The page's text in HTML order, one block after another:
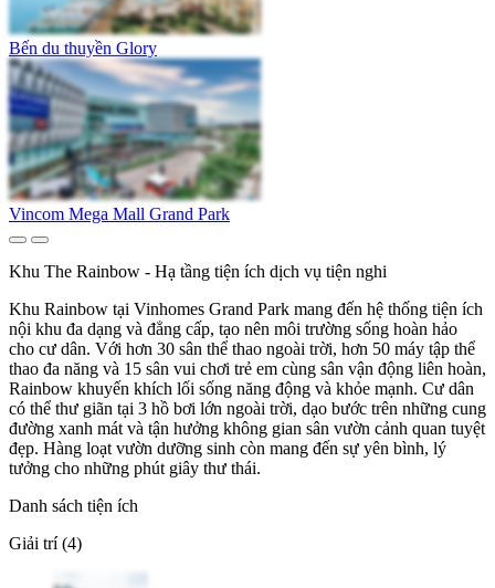
Bến du thuyền Glory
Vincom Mega Mall Grand Park
Khu The Rainbow - Hạ tầng tiện ích dịch vụ tiện nghi
Khu Rainbow tại Vinhomes Grand Park mang đến hệ thống tiện ích
nội khu đa dạng và đẳng cấp, tạo nên môi trường sống hoàn hảo
cho cư dân. Với hơn 30 sân thể thao ngoài trời, hơn 50 máy tập thể
thao đa năng và 15 sân vui chơi trẻ em cùng sân vận động liên hoàn,
Rainbow khuyến khích lối sống năng động và khỏe mạnh. Cư dân
có thể thư giãn tại 3 hồ bơi lớn ngoài trời, dạo bước trên những cung
đường xanh mát và tận hưởng không gian sân vườn cảnh quan tuyệt
đẹp. Hàng loạt vườn dưỡng sinh còn mang đến sự yên bình, lý
tưởng cho những phút giây thư thái.
Danh sách tiện ích
Giải trí (4)